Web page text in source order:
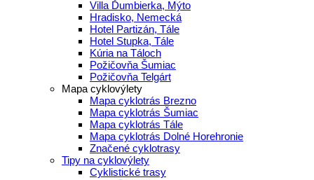
Villa Ďumbierka, Mýto
Hradisko, Nemecká
Hotel Partizán, Tále
Hotel Stupka, Tále
Kúria na Táloch
Požičovňa Šumiac
Požičovňa Telgárt
Mapa cyklovýlety
Mapa cyklotrás Brezno
Mapa cyklotrás Šumiac
Mapa cyklotrás Tále
Mapa cyklotrás Dolné Horehronie
Značené cyklotrasy
Tipy na cyklovýlety
Cyklistické trasy